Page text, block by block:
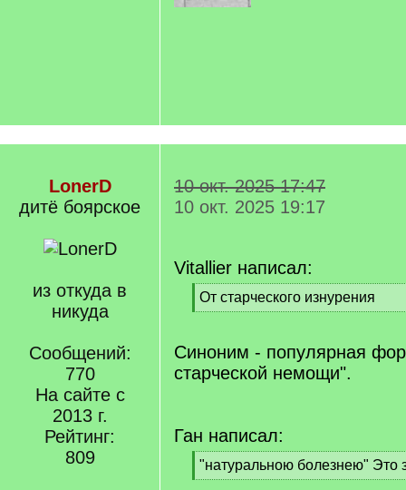
LonerD
дитё боярское
из откуда в
никуда
Сообщений:
770
На сайте с
2013 г.
Рейтинг:
809
10 окт. 2025 17:47
10 окт. 2025 19:17
Vitallier написал:
[
q
От старческого изнурения
[
q
]
Синоним - популярная
старческой немощи".
Ган написал:
[
q
"натуральною болезнею" Это
[